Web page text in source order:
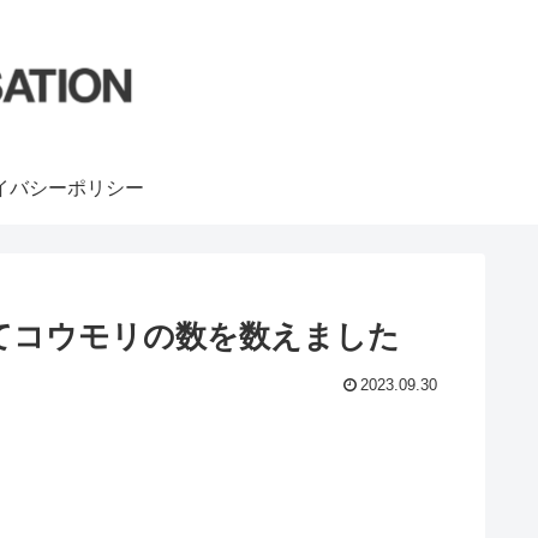
バシーポリシー
ウモリの数を数えました
2023.09.30